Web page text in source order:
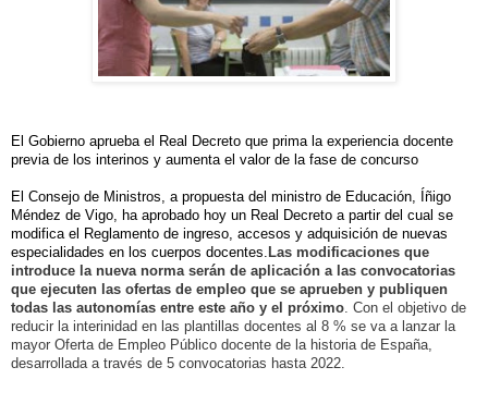
El Gobierno aprueba el Real Decreto que prima la experiencia docente
previa de los interinos y aumenta el valor de la fase de concurso
El Consejo de Ministros, a propuesta del ministro de Educación, Íñigo
Méndez de Vigo, ha aprobado hoy un Real Decreto a partir del cual se
modifica el Reglamento de ingreso, accesos y adquisición de nuevas
especialidades en los cuerpos docentes. Las modificaciones que
introduce la nueva norma serán de aplicación a las convocatorias
que ejecuten las ofertas de empleo que se aprueben y publiquen
todas las autonomías entre este año y el próximo. Con el objetivo de
reducir la interinidad en las plantillas docentes al 8 % se va a lanzar la
mayor Oferta de Empleo Público docente de la historia de España,
desarrollada a través de 5 convocatorias hasta 2022.